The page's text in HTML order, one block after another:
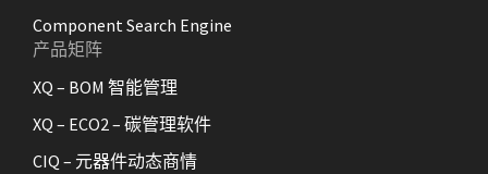
Component Search Engine
产品矩阵
XQ – BOM 智能管理
XQ – ECO2 – 碳管理软件
CIQ – 元器件动态商情